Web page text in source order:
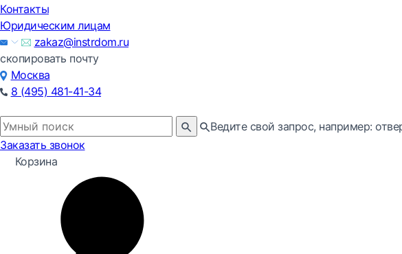
Контакты
Юридическим лицам
zakaz@instrdom.ru
скопировать почту
Москва
8 (495) 481-41-34
Ведите свой запрос, например:
Заказать звонок
Корзина